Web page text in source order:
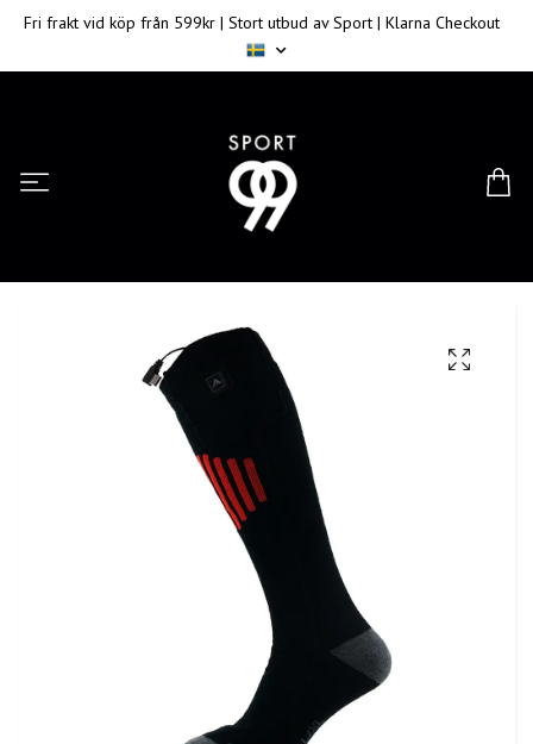
Fri frakt vid köp från 599kr | Stort utbud av Sport | Klarna Checkout